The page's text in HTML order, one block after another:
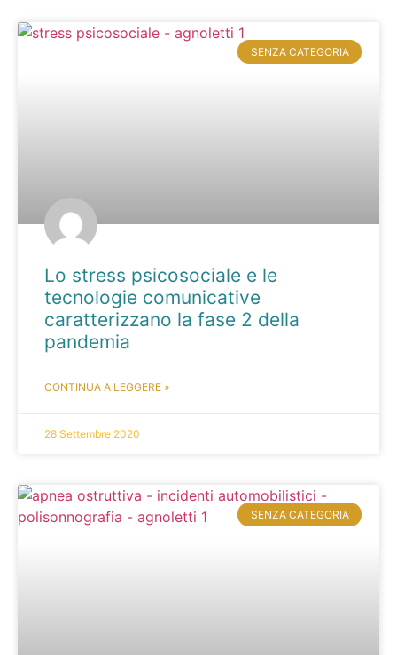
SENZA CATEGORIA
Lo stress psicosociale e le
tecnologie comunicative
caratterizzano la fase 2 della
pandemia
CONTINUA A LEGGERE »
28 Settembre 2020
SENZA CATEGORIA